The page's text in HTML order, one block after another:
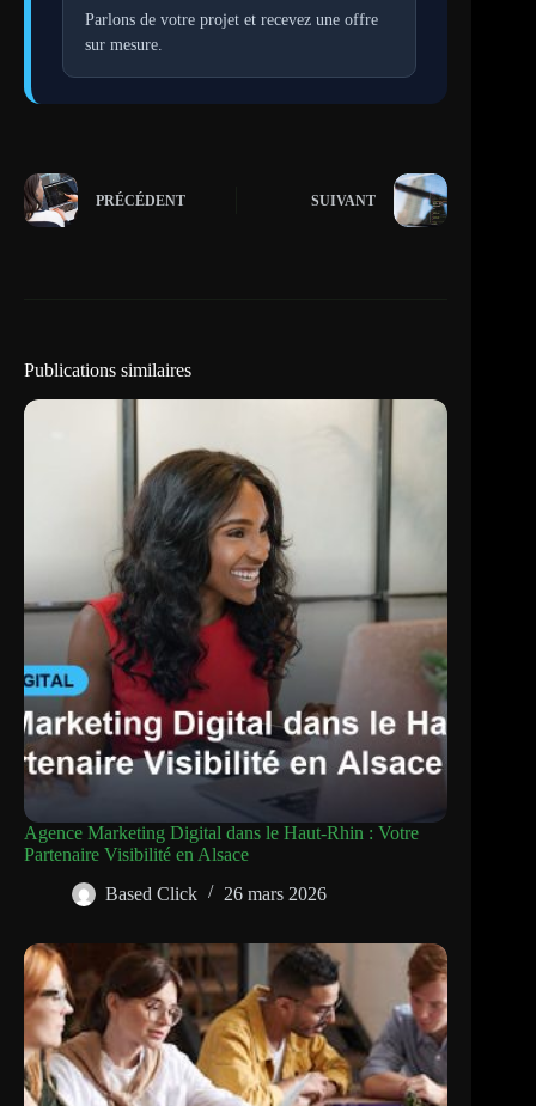
Parlons de votre projet et recevez une offre
sur mesure.
PRÉCÉDENT SUIVANT
Publications similaires
Agence Marketing Digital dans le Haut-Rhin : Votre
Partenaire Visibilité en Alsace
Based Click
26 mars 2026